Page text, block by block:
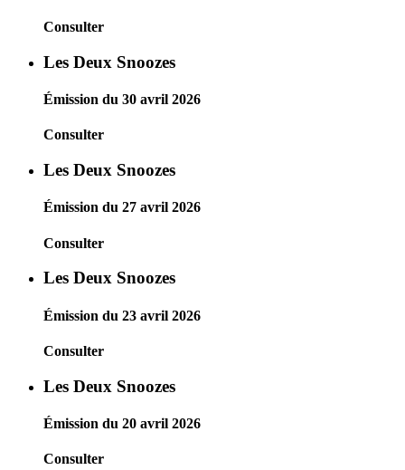
Consulter
Les Deux Snoozes
Émission du 30 avril 2026
Consulter
Les Deux Snoozes
Émission du 27 avril 2026
Consulter
Les Deux Snoozes
Émission du 23 avril 2026
Consulter
Les Deux Snoozes
Émission du 20 avril 2026
Consulter